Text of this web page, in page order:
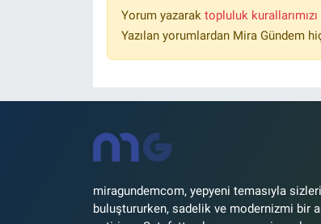
Yorum yazarak topluluk kurallarımızı
Yazılan yorumlardan Mira Gündem
miragundemcom, yepyeni temasıyla sizleri
buluştururken, sadelik ve modernizmi bir